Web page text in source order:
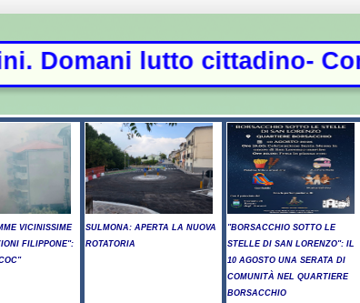
Conte sfida la
VICINISSIME
FILIPPONE":
SULMONA: APERTA LA NUOVA
ROTATORIA
"BORSACCHIO SOTTO LE
STELLE DI SAN LORENZO": IL
10 AGOSTO UNA SERATA DI
COMUNITÀ NEL QUARTIERE
BORSACCHIO